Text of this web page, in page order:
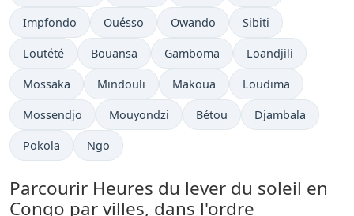
Impfondo Ouésso Owando Sibiti
Loutété Bouansa Gamboma Loandjili
Mossaka Mindouli Makoua Loudima
Mossendjo Mouyondzi Bétou Djambala
Pokola Ngo
Parcourir Heures du lever du soleil en
Congo par villes, dans l'ordre